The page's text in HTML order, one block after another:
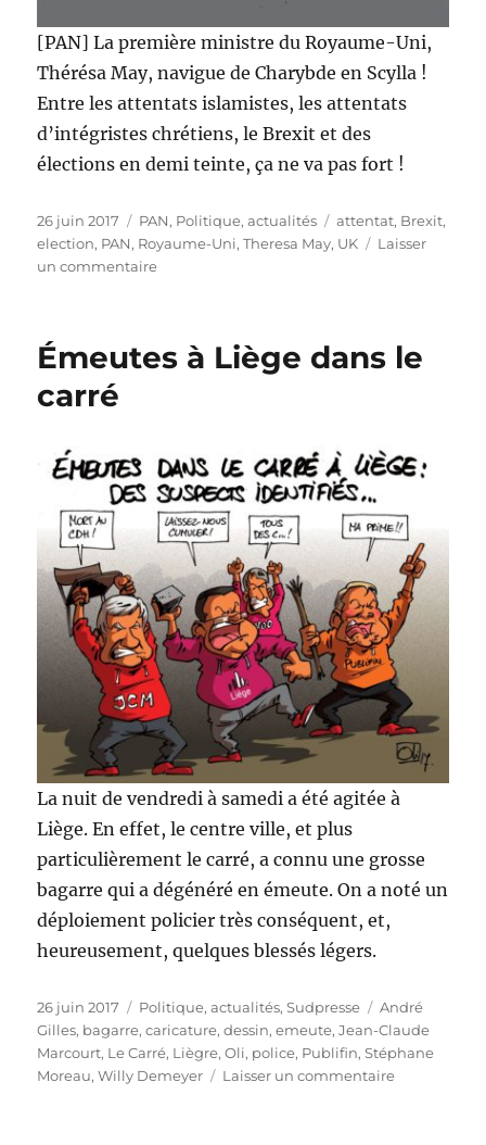
[PAN] La première ministre du Royaume-Uni,
Thérésa May, navigue de Charybde en Scylla !
Entre les attentats islamistes, les attentats
d’intégristes chrétiens, le Brexit et des
élections en demi teinte, ça ne va pas fort !
Publié
le
26 juin 2017 Catégories
PAN, Politique, actualités Étiquettes
attentat, Brexit,
election, PAN, Royaume-Uni,Theresa May, UK
Laisser
un commentairesur
Émeutes à Liège dans le
carré
La nuit de vendredi à samedi a été agitée à
Liège. En effet, le centre ville, et plus
particulièrement le carré, a connu une grosse
bagarre qui a dégénéré en émeute. On a noté un
déploiement policier très conséquent, et,
heureusement, quelques blessés légers.
Publié
le
26 juin 2017 Catégories
Politique, actualités,Sudpresse Étiquettes
André
Gilles, bagarre,caricature,dessin,emeute,Jean-Claude
Marcourt, Le Carré, Liègre,Oli, police, Publifin,Stéphane
Moreau,Willy Demeyer Laisser un commentairesur